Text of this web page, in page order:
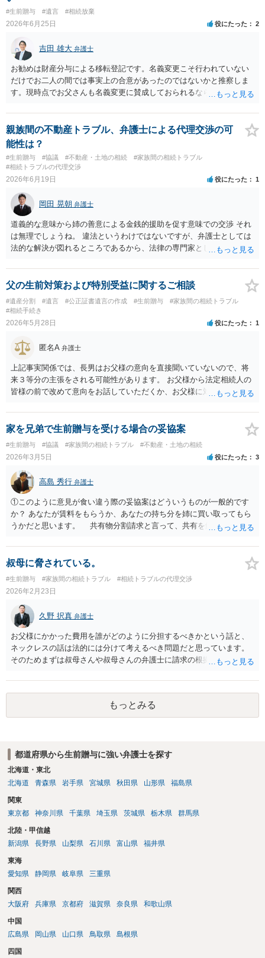
#生前贈与 #遺言 #相続放棄
2026年6月25日 役にたった 2
吉田 雄大 弁護士
お勧めは財産分与による移転登記です。名義変更こそ行われていない
だけでお二人の間では事実上の合意があったのではないかと推察しま
す。現時点でお父さんも名義変更に賛成しておられるなら尚更です。
すぐれた方法と思います。
親族間の不動産トラブル、弁護士による代理交渉の可
能性は？
#生前贈与 #協議 #不動産・土地の相続
#家族間の相続トラブル
#相続トラブルの代理交渉
2026年6月19日 役にたった 1
岡田 晃朝 弁護士
道義的な意味から姉の善意による金銭的援助を促す意味での交渉 それ
は無理でしょうね。 違法というわけではないですが、弁護士としては
法的な解決が図れるところであるから、法律の専門家として介入する
父の生前対策および特別受益に関するご相談
#遺産分割 #遺言 #公正証書遺言の作成 #生前贈与
#家族間の相続トラブル
#相続手続き
2026年5月28日 役にたった 1
匿名A 弁護士
上記事実関係では、長男はお父様の意向を直接聞いていないので、将
来３等分の主張をされる可能性があります。 お父様から法定相続人の
皆様の前で改めて意向をお話していただくか、お父様に対し遺言を残
ります。
家を兄弟で生前贈与を受ける場合の妥協案
#生前贈与 #協議 #家族間の相続トラブル #不動産・土地の相続
2026年3月5日 役にたった 3
高島 秀行 弁護士
①このように意見が食い違う際の妥協案はどういうものが一般的です
か？ あなたが賃料をもらうか、あなたの持ち分を姉に買い取ってもら
うかだと思います。 共有物分割請求と言って、共有を解消する場合
とができます。 ただし、共有で贈与を受けるときに、相手が使用す
ることを認めると そのような共有物分割請求ができるのかが問題と
なってしまいます。 ②仮に姉がこの家で事業を始めた場合、私に一定
の賃貸料を払うのが一般的でしょうか？ 姉だけ使用することを認
めるのであれば賃料をもらったらよいと思います。 ③家や土地を共有
名義にするとトラブルが多いと聞きますが、家を兄弟姉妹で相続・贈
与を受ける場合みなさんどうしているのでしょうか。 共有で贈与
を受けるということは少なく、相続で共有となった場合は遺産分割の
際に なるべく共有にしないで、代償金をもらうか、売って代金を分
ける方法にする。 やむなく共有になってしまった場合は共有物分割
請求で共有状態を解消するのが一般的です。 最初から、共有で相
手が使用することを前提に贈与を受けると 共有物分割請求ができる
かどうか微妙になってしまうので、賃料をもらうくらいしか 解決方
法が亡くなってしまう可能性があります。 弁護士に面談で詳しい
事情を話して相談された方がよいと思います。
叔母に脅されている。
#生前贈与 #家族間の相続トラブル #相続トラブルの代理交渉
2026年2月23日
久野 択真 弁護士
お父様にかかった費用を誰がどのように分担するべきかという話と、
ネックレスの話は法的には分けて考えるべき問題だと思っています。
そのためまずは叔母さんや叔母さんの弁護士に請求の根拠を尋ねてみ
には、ご相談者様の方でも弁護士に具体的に相談してみるのも良いと
思います。 以上ご参考までに。
もっとみる
都道府県から生前贈与に強い弁護士を探す
北海道・東北
北海道
青森県 岩手県 宮城県 秋田県 山形県 福島県
関東
東京都
神奈川県 千葉県 埼玉県 茨城県 栃木県 群馬県
北陸・甲信越
新潟県
長野県 山梨県 石川県 富山県 福井県
東海
愛知県
静岡県 岐阜県 三重県
関西
大阪府
兵庫県 京都府 滋賀県 奈良県 和歌山県
中国
広島県
岡山県 山口県 鳥取県 島根県
四国